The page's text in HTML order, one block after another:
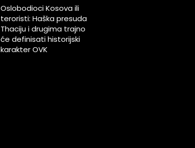
Oslobodioci Kosova ili
teroristi: Haška presuda
Thaciju i drugima trajno
će definisati historijski
karakter OVK